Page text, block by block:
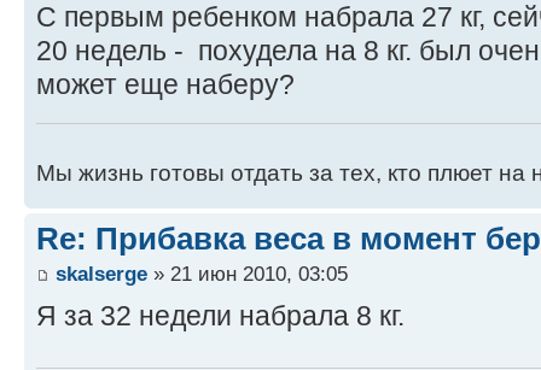
С первым ребенком набрала 27 кг,
20 недель - похудела на 8 кг. был
может еще наберу?
Мы жизнь готовы отдать за тех, кто плюет на
Re: Прибавка веса в момент
skalserge » 21 июн 2010, 03:05
Я за 32 недели набрала 8 кг.